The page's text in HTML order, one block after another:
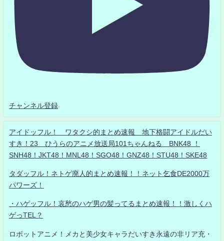
チャンネル登録
アイドッフル！ ワタクシ的まとめ速報 地下格闘アイドルだい
すき！23 ひうらのアニメ放送局101ちゃんねる BNK48 ！
SNH48！JKT48！MNL48！SGO48！GNZ48！STU48！SKE48
タダッフル！ネトゲ廃人的まとめ速報！！ネット乞食DE2000万
パワーズ！
・ハゲッフル！哀愁のハゲ男の髪ってるまとめ速報！！激しくハ
ゲっTEL？
ロボットアニメ！メカと美少女キャラだいすき永遠の非リア充・